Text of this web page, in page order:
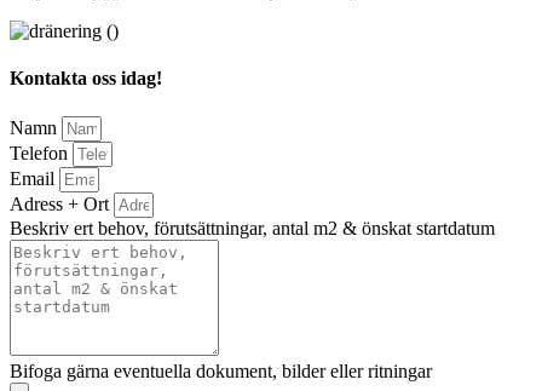
Kontakta oss idag!
Namn
Telefon
Email
Adress + Ort
Beskriv ert behov, förutsättningar, antal m2 & önskat startdatum
Bifoga gärna eventuella dokument, bilder eller ritningar